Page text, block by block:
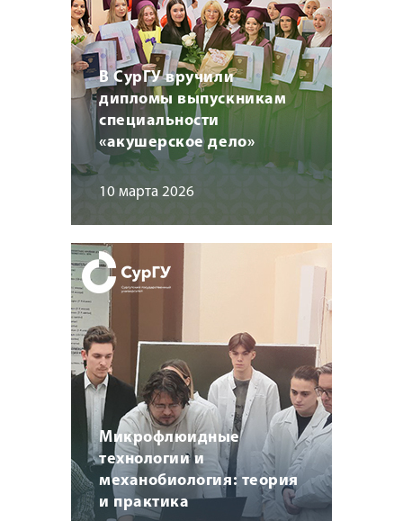
В СурГУ вручили
дипломы выпускникам
специальности
«акушерское дело»
10 марта 2026
Микрофлюидные
технологии и
механобиология: теория
и практика